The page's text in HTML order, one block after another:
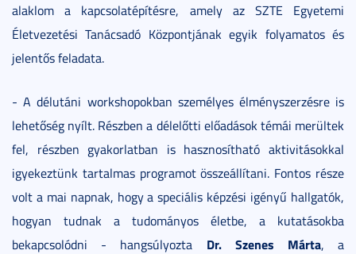
alaklom a kapcsolatépítésre, amely az SZTE Egyetemi
Életvezetési Tanácsadó Központjának egyik folyamatos és
jelentős feladata.
- A délutáni workshopokban személyes élményszerzésre is
lehetőség nyílt. Részben a délelőtti előadások témái merültek
fel, részben gyakorlatban is hasznosítható aktivitásokkal
igyekeztünk tartalmas programot összeállítani. Fontos része
volt a mai napnak, hogy a speciális képzési igényű hallgatók,
hogyan tudnak a tudományos életbe, a kutatásokba
bekapcsolódni - hangsúlyozta Dr. Szenes Márta, a